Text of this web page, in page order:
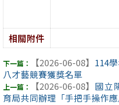
相關附件
【2026-06-08】 114
八才藝競賽獲獎名單
【2026-06-08】 國立
育局共同辦理「手把手操作